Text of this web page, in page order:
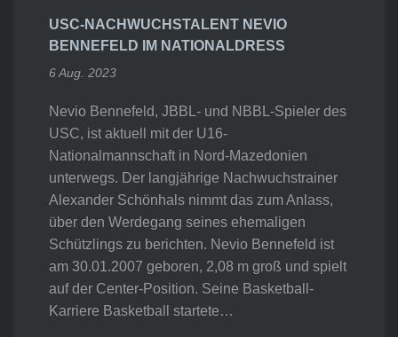
USC-NACHWUCHSTALENT NEVIO
BENNEFELD IM NATIONALDRESS
6 Aug. 2023
Nevio Bennefeld, JBBL- und NBBL-Spieler des
USC, ist aktuell mit der U16-
Nationalmannschaft in Nord-Mazedonien
unterwegs. Der langjährige Nachwuchstrainer
Alexander Schönhals nimmt das zum Anlass,
über den Werdegang seines ehemaligen
Schützlings zu berichten. Nevio Bennefeld ist
am 30.01.2007 geboren, 2,08 m groß und spielt
auf der Center-Position. Seine Basketball-
Karriere Basketball startete…